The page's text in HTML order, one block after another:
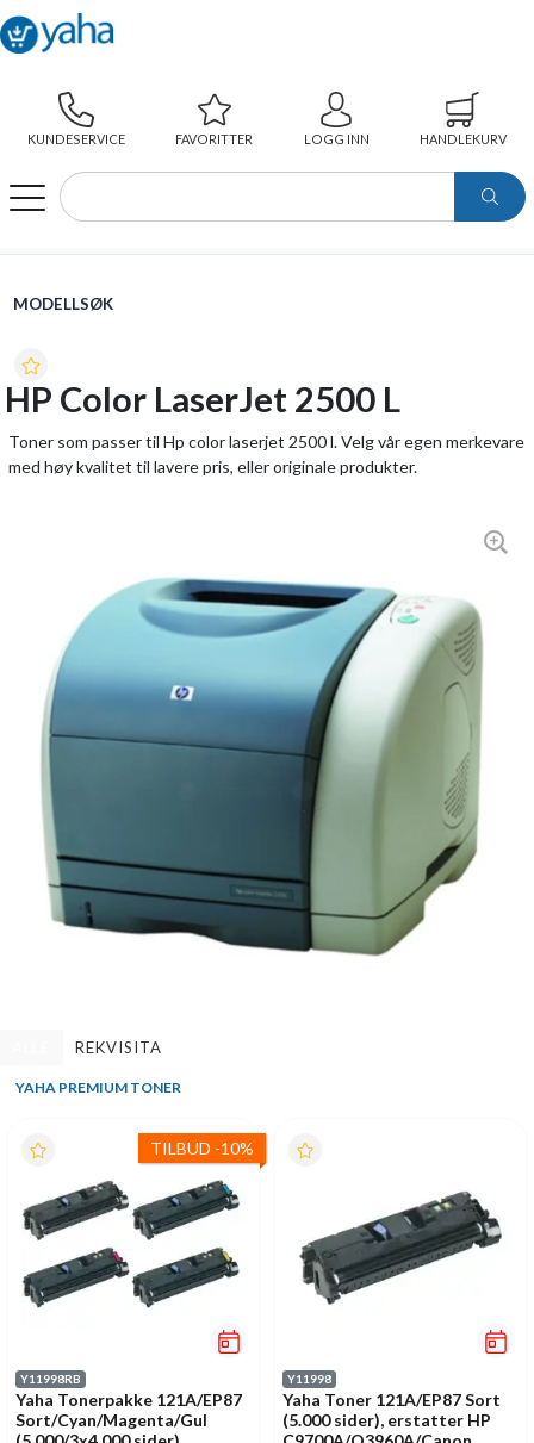
KUNDESERVICE FAVORITTER LOGG INN HANDLEKURV
WEBSHOP
MODELLSØK
HP Color LaserJet 2500 L
Toner som passer til Hp color laserjet 2500 l. Velg vår egen merkevare
med høy kvalitet til lavere pris, eller originale produkter.
REKVISITA
YAHA PREMIUM TONER
TILBUD -10%
Y11998RB
Yaha Tonerpakke 121A/EP87
Sort/Cyan/Magenta/Gul
Y11998
Yaha Toner 121A/EP87 Sort
(5.000 sider), erstatter HP